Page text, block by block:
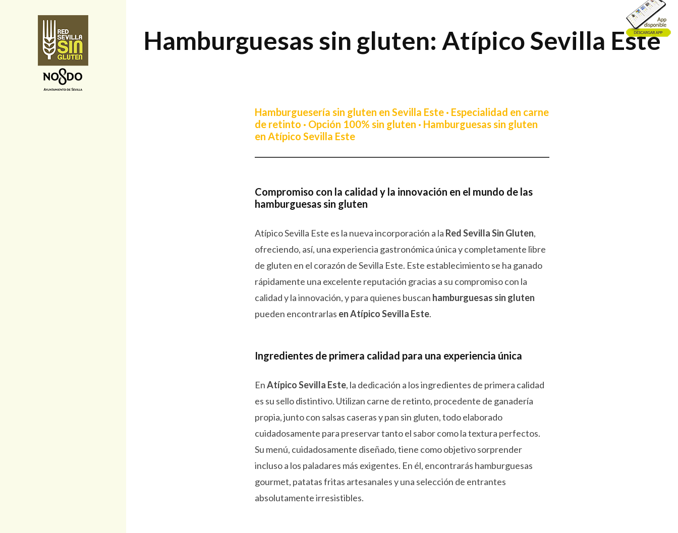
Hamburguesas sin gluten: Atípico Sevilla Este
Hamburguesería sin gluten en Sevilla Este · Especialidad en carne
de retinto · Opción 100% sin gluten · Hamburguesas sin gluten
en Atípico Sevilla Este
Compromiso con la calidad y la innovación en el mundo de las
hamburguesas sin gluten
Atípico Sevilla Este es la nueva incorporación a la Red Sevilla Sin Gluten,
ofreciendo, así, una experiencia gastronómica única y completamente libre
de gluten en el corazón de Sevilla Este. Este establecimiento se ha ganado
rápidamente una excelente reputación gracias a su compromiso con la
calidad y la innovación, y para quienes buscan hamburguesas sin gluten
pueden encontrarlas en Atípico Sevilla Este.
Ingredientes de primera calidad para una experiencia única
EnAtípico Sevilla Este, la dedicación a los ingredientes de primera calidad
es su sello distintivo. Utilizan carne de retinto, procedente de ganadería
propia, junto con salsas caseras y pan sin gluten, todo elaborado
cuidadosamente para preservar tanto el sabor como la textura perfectos.
Su menú, cuidadosamente diseñado, tiene como objetivo sorprender
incluso a los paladares más exigentes. En él, encontrarás hamburguesas
gourmet, patatas fritas artesanales y una selección de entrantes
absolutamente irresistibles.